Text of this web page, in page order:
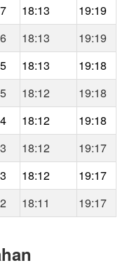
18:13
19:19
18:13
19:19
18:13
19:18
18:12
19:18
18:12
19:18
18:12
19:17
18:12
19:17
18:11 19:17